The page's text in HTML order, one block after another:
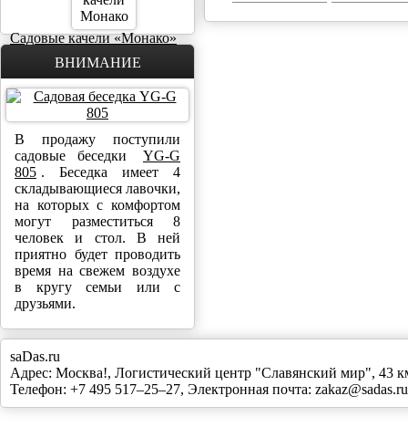
Садовые качели «Монако»
ВНИМАНИЕ
В продажу поступили
садовые беседки
YG-G
805 . Беседка имеет 4
складывающиеся лавочки,
на которых с комфортом
могут разместиться 8
человек и стол. В ней
приятно будет проводить
время на свежем воздухе
в кругу семьи или с
друзьями.
saDas.ru
Адрес: Москва!, Логистический центр "Славянский мир",
Телефон: +7 495 517–25–27, Электронная почта: zakaz@sadas.ru